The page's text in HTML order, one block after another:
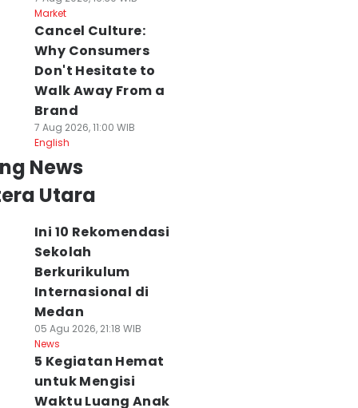
Market
Cancel Culture:
Why Consumers
Don't Hesitate to
Walk Away From a
Brand
7 Aug 2026, 11:00 WIB
English
News
Utara
Ini 10 Rekomendasi
Sekolah
Berkurikulum
Internasional di
Medan
05 Agu 2026, 21:18 WIB
News
5 Kegiatan Hemat
untuk Mengisi
Waktu Luang Anak